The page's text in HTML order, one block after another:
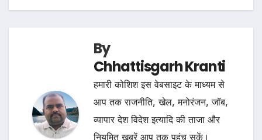
By
Chhattisgarh Kranti
हमारी कोशिश इस वेबसाइट के माध्यम से
आप तक राजनीति, खेल, मनोरंजन, जॉब,
व्यापार देश विदेश इत्यादि की ताजा और
नियमित खबरें आप तक पहुंच सकें।